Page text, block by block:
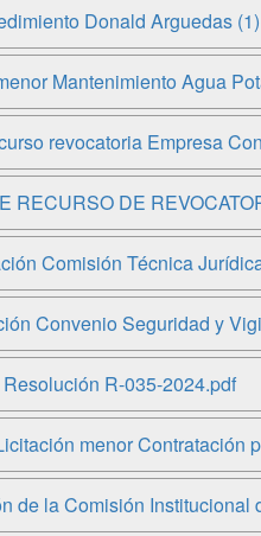
Donald Arguedas
Mantenimiento Agua
revocatoria Empresa
RECURSO DE
Comisión Técnica
Convenio Seguridad y
R-035-2024.pdf
menor Contratación
de la Comisión Institucional